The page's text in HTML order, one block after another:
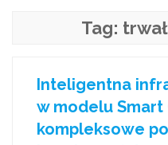
Tag:
Inteligentna
w modelu Smart
kompleksowe